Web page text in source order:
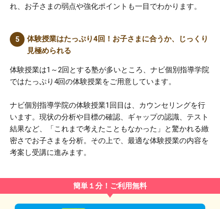
れ、お子さまの弱点や強化ポイントも一目でわかります。
体験授業はたっぷり4回！お子さまに合うか、じっくり
見極められる
体験授業は1～2回とする塾が多いところ、ナビ個別指導学院
ではたっぷり4回の体験授業をご用意しています。
ナビ個別指導学院の体験授業1回目は、カウンセリングを行
います。現状の分析や目標の確認、ギャップの認識、テスト
結果など、「これまで考えたこともなかった」と驚かれる緻
密さでお子さまを分析。その上で、最適な体験授業の内容を
考案し受講に進みます。
簡単１分！ご利用無料